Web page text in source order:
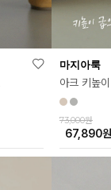
마지아룩
아크 키높
73,000원
67,890원